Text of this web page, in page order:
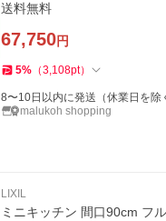
送料無料
67,750円
5% （3,108pt）
8〜10日以内に発送（休業日を除
malukoh shopping
LIXIL
ミニキッチン 間口90cm フ